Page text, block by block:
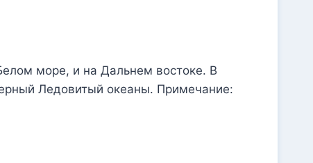
море, и на Дальнем востоке. В
Ледовитый океаны. Примечание: